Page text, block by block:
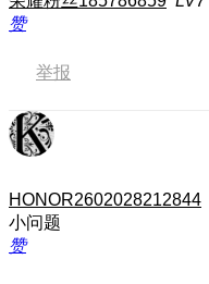
赞
举报
HONOR2602028212844
小问题
赞